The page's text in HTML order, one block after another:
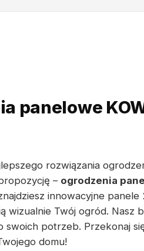
panelowe
rozwiązania
– ogrodzenia
innowacyjne
wizualnie Twój ogród. Nasz
swoich potrzeb. Przekonaj
domu!